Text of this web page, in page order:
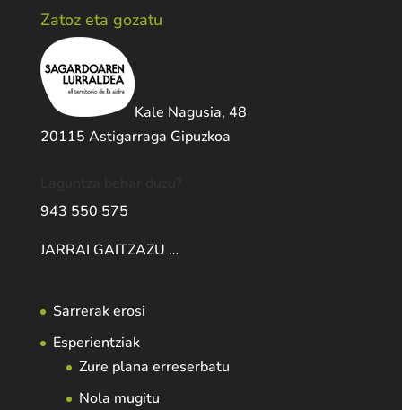
Zatoz eta gozatu
Kale Nagusia, 48
20115 Astigarraga Gipuzkoa
943 550 575
JARRAI GAITZAZU …
Sarrerak erosi
Esperientziak
Zure plana erreserbatu
Nola mugitu